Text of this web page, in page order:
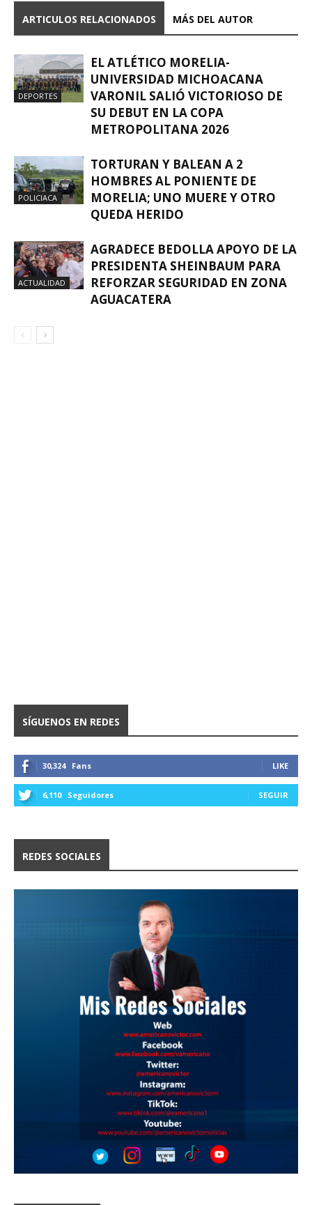
ARTICULOS RELACIONADOS MÁS DEL AUTOR
DEPORTES
EL ATLÉTICO MORELIA-
UNIVERSIDAD MICHOACANA
VARONIL SALIÓ VICTORIOSO DE
SU DEBUT EN LA COPA
METROPOLITANA 2026
POLICIACA
TORTURAN Y BALEAN A 2
HOMBRES AL PONIENTE DE
MORELIA; UNO MUERE Y OTRO
QUEDA HERIDO
ACTUALIDAD
AGRADECE BEDOLLA APOYO DE LA
PRESIDENTA SHEINBAUM PARA
REFORZAR SEGURIDAD EN ZONA
AGUACATERA
SÍGUENOS EN REDES
30,324 Fans LIKE
6,110 Seguidores SEGUIR
REDES SOCIALES